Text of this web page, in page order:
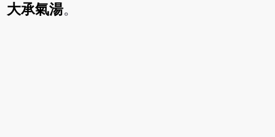
大承氣湯。